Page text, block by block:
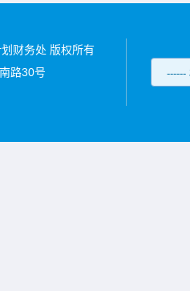
财务处 版权所有
路30号